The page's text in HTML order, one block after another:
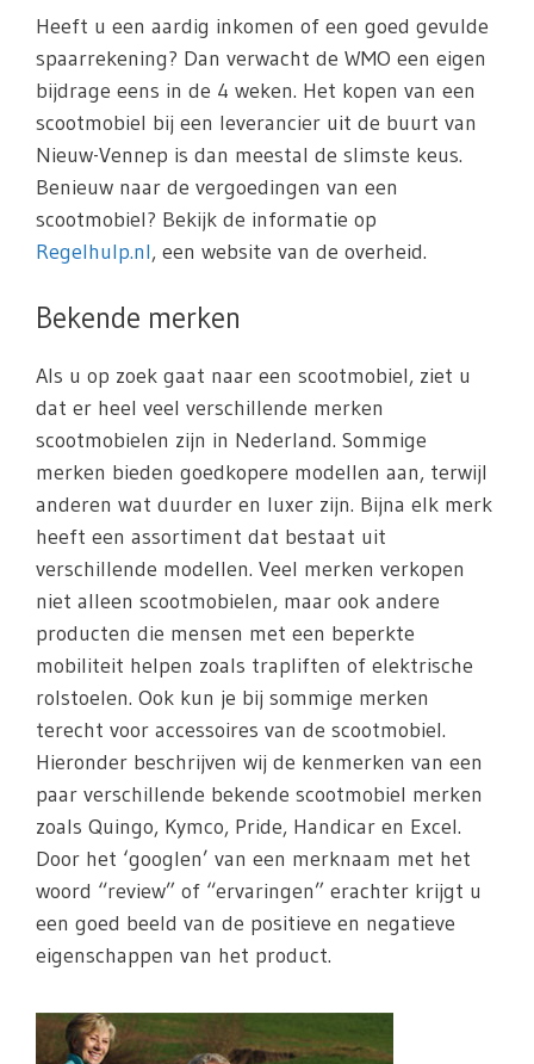
Heeft u een aardig inkomen of een goed gevulde
spaarrekening? Dan verwacht de WMO een eigen
bijdrage eens in de 4 weken. Het kopen van een
scootmobiel bij een leverancier uit de buurt van
Nieuw-Vennep is dan meestal de slimste keus.
Benieuw naar de vergoedingen van een
scootmobiel? Bekijk de informatie op
Regelhulp.nl, een website van de overheid.
Bekende merken
Als u op zoek gaat naar een scootmobiel, ziet u
dat er heel veel verschillende merken
scootmobielen zijn in Nederland. Sommige
merken bieden goedkopere modellen aan, terwijl
anderen wat duurder en luxer zijn. Bijna elk merk
heeft een assortiment dat bestaat uit
verschillende modellen. Veel merken verkopen
niet alleen scootmobielen, maar ook andere
producten die mensen met een beperkte
mobiliteit helpen zoals trapliften of elektrische
rolstoelen. Ook kun je bij sommige merken
terecht voor accessoires van de scootmobiel.
Hieronder beschrijven wij de kenmerken van een
paar verschillende bekende scootmobiel merken
zoals Quingo, Kymco, Pride, Handicar en Excel.
Door het ‘googlen’ van een merknaam met het
woord “review” of “ervaringen” erachter krijgt u
een goed beeld van de positieve en negatieve
eigenschappen van het product.